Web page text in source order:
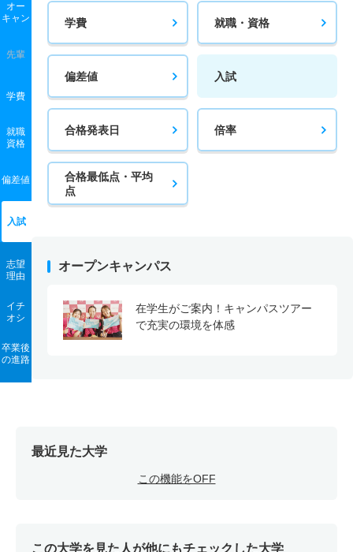
オー
キャン
先輩
学費
就職
資格
偏差値
入試
志望
理由
イチ
オシ
卒業後
の進路
学費 就職・資格
偏差値 入試
合格発表日 倍率
合格最低点・平均
点
オープンキャンパス
在学生がご案内！キャンパスツアー
で充実の環境を体感
最近見た大学
この機能をOFF
この大学を見た人が他にもチェックした大学